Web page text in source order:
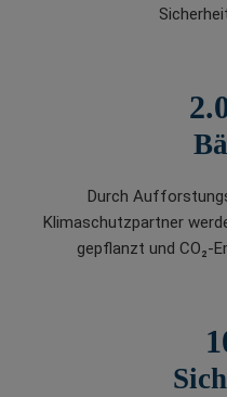
Durch
Klimaschutzpartner
gepflanzt und CO₂-